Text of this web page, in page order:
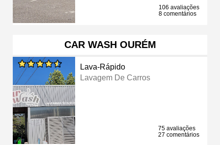
106 avaliações
8 comentários
CAR WASH OURÉM
Lava-Rápido
Lavagem De Carros
75 avaliações
27 comentários